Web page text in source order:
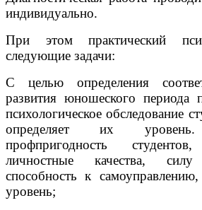
индивидуально.
При этом практический
следующие задачи:
С целью определения
развития юношеского периода
психологическое обследование
определяет их уровень.
профпригодность
личностные качества,
способность к самоуправлению,
уровень;